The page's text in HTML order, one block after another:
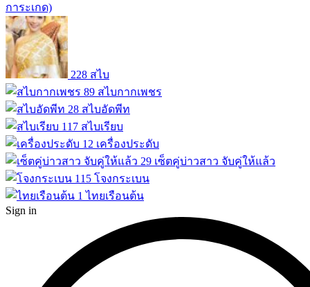
การะเกด)
228 สไบ
89 สไบกากเพชร
28 สไบอัดพีท
117 สไบเรียบ
12 เครื่องประดับ
29 เซ็ตคู่บ่าวสาว จับคู่ให้แล้ว
115 โจงกระเบน
1 ไทยเรือนต้น
Sign in